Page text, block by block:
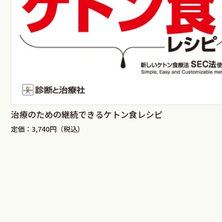
治療のための継続できるケトン食レシピ
定価：3,740円（税込）